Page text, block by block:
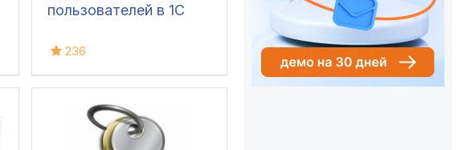
пользователей в 1С
236